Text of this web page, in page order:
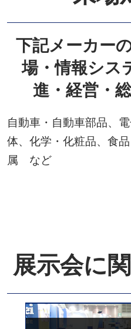
下記メーカー
場・情報シス
進・経営・
自動車・自動車部品、
体、化学・化粧品、食
属 など
展示会に